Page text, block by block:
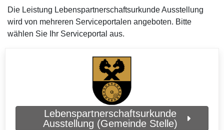
Die Leistung Lebenspartnerschaftsurkunde Ausstellung
wird von mehreren Serviceportalen angeboten. Bitte
wählen Sie Ihr Serviceportal aus.
Lebenspartnerschaftsurkunde
Ausstellung (Gemeinde Stelle)